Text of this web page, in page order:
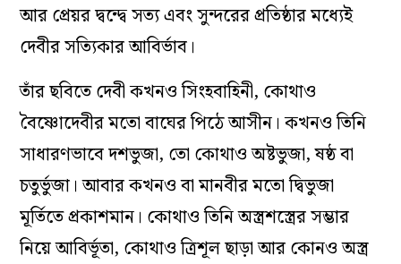
আর প্রেয়র দ্বন্দ্বে সত্য এবং সুন্দরের প্রতিষ্ঠার মধ্যেই
দেবীর সত্যিকার আবির্ভাব।
তাঁর ছবিতে দেবী কখনও সিংহবাহিনী, কোথাও
বৈষ্ণোদেবীর মতো বাঘের পিঠে আসীন।কখনও তিনি
সাধারণভাবে দশভুজা, তো কোথাও অষ্টভুজা, ষষ্ঠ বা
চতুর্ভুজা। আবার কখনও বা মানবীর মতো দ্বিভুজা
মূর্তিতে প্রকাশমান। কোথাও তিনি অস্ত্রশস্ত্রের সম্ভার
নিয়ে আবির্ভূতা, কোথাও ত্রিশূল ছাড়া আর কোনও অস্ত্র